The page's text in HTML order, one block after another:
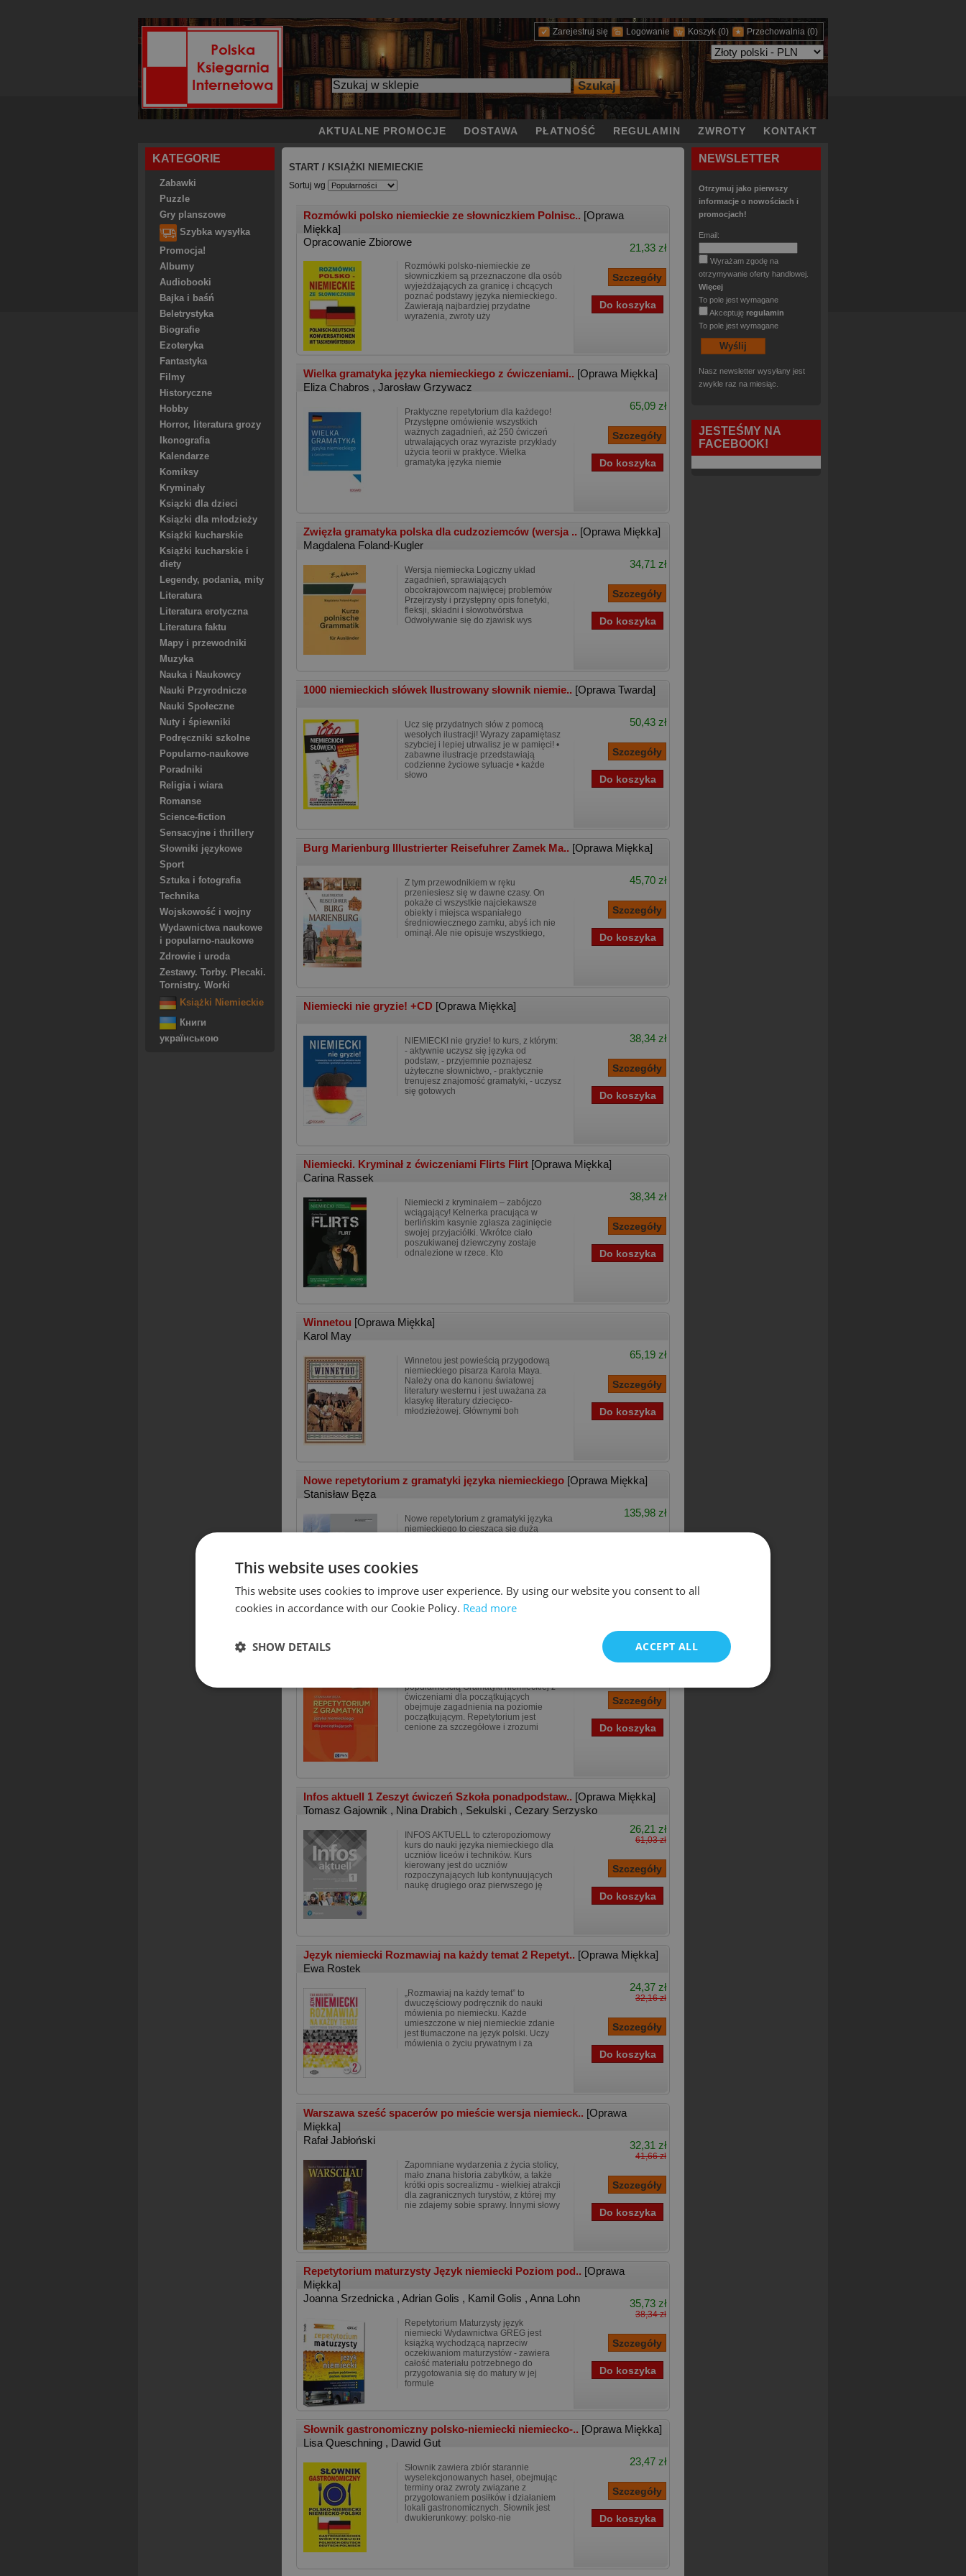
Zarejestruj się Logowanie Koszyk (0) Przechowalnia (0)
AKTUALNE PROMOCJE DOSTAWA PŁATNOŚĆ REGULAMIN ZWROTY KONTAKT
KATEGORIE
Zabawki
Puzzle
Gry planszowe
Szybka wysyłka
Promocja!
Albumy
Audiobooki
Bajka i baśń
Beletrystyka
Biografie
Ezoteryka
Fantastyka
Filmy
Historyczne
Hobby
Horror, literatura grozy
Ikonografia
Kalendarze
Komiksy
Kryminały
Ksiązki dla dzieci
Ksiązki dla młodzieży
Książki kucharskie
Książki kucharskie i
diety
Legendy, podania, mity
Literatura
Literatura erotyczna
Literatura faktu
Mapy i przewodniki
Muzyka
Nauka i Naukowcy
Nauki Przyrodnicze
Nauki Społeczne
Nuty i śpiewniki
Podręczniki szkolne
Popularno-naukowe
Poradniki
Religia i wiara
Romanse
Science-fiction
Sensacyjne i thrillery
Słowniki językowe
Sport
Sztuka i fotografia
Technika
Wojskowość i wojny
Wydawnictwa naukowe
i popularno-naukowe
Zdrowie i uroda
Zestawy. Torby. Plecaki.
Tornistry. Worki
Książki Niemieckie
Книги
українською
START / KSIĄŻKI NIEMIECKIE
Sortuj wg
Rozmówki polsko niemieckie ze słowniczkiem Polnisc.. [Oprawa
Miękka]
Opracowanie Zbiorowe
Rozmówki polsko-niemieckie ze
słowniczkiem są przeznaczone dla osób
wyjeżdżających za granicę i chcących
poznać podstawy języka niemieckiego.
Zawierają najbardziej przydatne
wyrażenia, zwroty uży
21,33 zł
Wielka gramatyka języka niemieckiego z ćwiczeniami.. [Oprawa Miękka]
Eliza Chabros , Jarosław Grzywacz
Praktyczne repetytorium dla każdego!
Przystępne omówienie wszystkich
ważnych zagadnień, aż 250 ćwiczeń
utrwalających oraz wyraziste przykłady
użycia teorii w praktyce. Wielka
gramatyka języka niemie
65,09 zł
Zwięzła gramatyka polska dla cudzoziemców (wersja .. [Oprawa Miękka]
Magdalena Foland-Kugler
Wersja niemiecka Logiczny układ
zagadnień, sprawiających
obcokrajowcom najwięcej problemów
Przejrzysty i przystępny opis fonetyki,
fleksji, składni i słowotwórstwa
Odwoływanie się do zjawisk wys
34,71 zł
1000 niemieckich słówek Ilustrowany słownik niemie.. [Oprawa Twarda]
Ucz się przydatnych słów z pomocą
wesołych ilustracji! Wyrazy zapamiętasz
szybciej i lepiej utrwalisz je w pamięci! •
zabawne ilustracje przedstawiają
codzienne życiowe sytuacje • każde
słowo
50,43 zł
Burg Marienburg Illustrierter Reisefuhrer Zamek Ma.. [Oprawa Miękka]
Z tym przewodnikiem w ręku
przeniesiesz się w dawne czasy. On
pokaże ci wszystkie najciekawsze
obiekty i miejsca wspaniałego
średniowiecznego zamku, abyś ich nie
ominął. Ale nie opisuje wszystkiego,
45,70 zł
Niemiecki nie gryzie! +CD [Oprawa Miękka]
NIEMIECKI nie gryzie! to kurs, z którym:
- aktywnie uczysz się języka od
podstaw, - przyjemnie poznajesz
użyteczne słownictwo, - praktycznie
trenujesz znajomość gramatyki, - uczysz
się gotowych
38,34 zł
Niemiecki. Kryminał z ćwiczeniami Flirts Flirt [Oprawa Miękka]
Carina Rassek
Niemiecki z kryminałem – zabójczo
wciągający! Kelnerka pracująca w
berlińskim kasynie zgłasza zaginięcie
swojej przyjaciółki. Wkrótce ciało
poszukiwanej dziewczyny zostaje
odnalezione w rzece. Kto
38,34 zł
Winnetou [Oprawa Miękka]
Karol May
Winnetou jest powieścią przygodową
niemieckiego pisarza Karola Maya.
Należy ona do kanonu światowej
literatury westernu i jest uważana za
klasykę literatury dziecięco-
młodzieżowej. Głównymi boh
65,19 zł
Nowe repetytorium z gramatyki języka niemieckiego [Oprawa Miękka]
Stanisław Bęza
Nowe repetytorium z gramatyki języka
niemieckiego to ciesząca się dużą
interaktywną wraz z nagraniami
135,98 zł
[Oprawa Miękka]
Stanisław Bęza
popularnością Gramatyki niemieckiej z
ćwiczeniami dla początkujących
obejmuje zagadnienia na poziomie
początkującym. Repetytorium jest
cenione za szczegółowe i zrozumi
Infos aktuell 1 Zeszyt ćwiczeń Szkoła ponadpodstaw.. [Oprawa Miękka]
Tomasz Gajownik , Nina Drabich , Sekulski , Cezary Serzysko
INFOS AKTUELL to czteropoziomowy
kurs do nauki języka niemieckiego dla
uczniów liceów i techników. Kurs
kierowany jest do uczniów
rozpoczynających lub kontynuujących
naukę drugiego oraz pierwszego ję
26,21 zł
61,03 zł
Język niemiecki Rozmawiaj na każdy temat 2 Repetyt.. [Oprawa Miękka]
Ewa Rostek
„Rozmawiaj na każdy temat” to
dwuczęściowy podręcznik do nauki
mówienia po niemiecku. Każde
umieszczone w niej niemieckie zdanie
jest tłumaczone na język polski. Uczy
mówienia o życiu prywatnym i za
24,37 zł
32,16 zł
Warszawa sześć spacerów po mieście wersja niemieck.. [Oprawa
Miękka]
Rafał Jabłoński
Zapomniane wydarzenia z życia stolicy,
mało znana historia zabytków, a także
krótki opis socrealizmu - wielkiej atrakcji
dla zagranicznych turystów, z której my
nie zdajemy sobie sprawy. Innymi słowy
32,31 zł
41,66 zł
Repetytorium maturzysty Język niemiecki Poziom pod.. [Oprawa
Miękka]
Joanna Srzednicka , Adrian Golis , Kamil Golis , Anna Lohn
Repetytorium Maturzysty język
niemiecki Wydawnictwa GREG jest
książką wychodzącą naprzeciw
oczekiwaniom maturzystów - zawiera
całość materiału potrzebnego do
przygotowania się do matury w jej
formule
35,73 zł
38,34 zł
Słownik gastronomiczny polsko-niemiecki niemiecko-.. [Oprawa Miękka]
Lisa Queschning , Dawid Gut
Słownik zawiera zbiór starannie
wyselekcjonowanych haseł, obejmując
terminy oraz zwroty związane z
przygotowaniem posiłków i działaniem
lokali gastronomicznych. Słownik jest
dwukierunkowy: polsko-nie
23,47 zł
NEWSLETTER
Otrzymuj jako pierwszy
informacje o nowościach i
promocjach!
Email:
Wyrażam zgodę na
otrzymywanie oferty handlowej.
Więcej
To pole jest wymagane
Akceptuję regulamin
To pole jest wymagane
Nasz newsletter wysyłany jest
zwykle raz na miesiąc.
JESTEŚMY NA
FACEBOOK!
This website uses cookies
This website uses cookies to improve user experience. By using our website you consent to all
cookies in accordance with our Cookie Policy. Read more
ACCEPT ALL
SHOW DETAILS